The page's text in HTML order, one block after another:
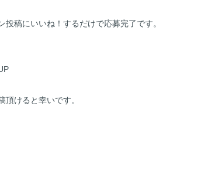
稿にいいね！するだけで応募完了です。
けると幸いです。